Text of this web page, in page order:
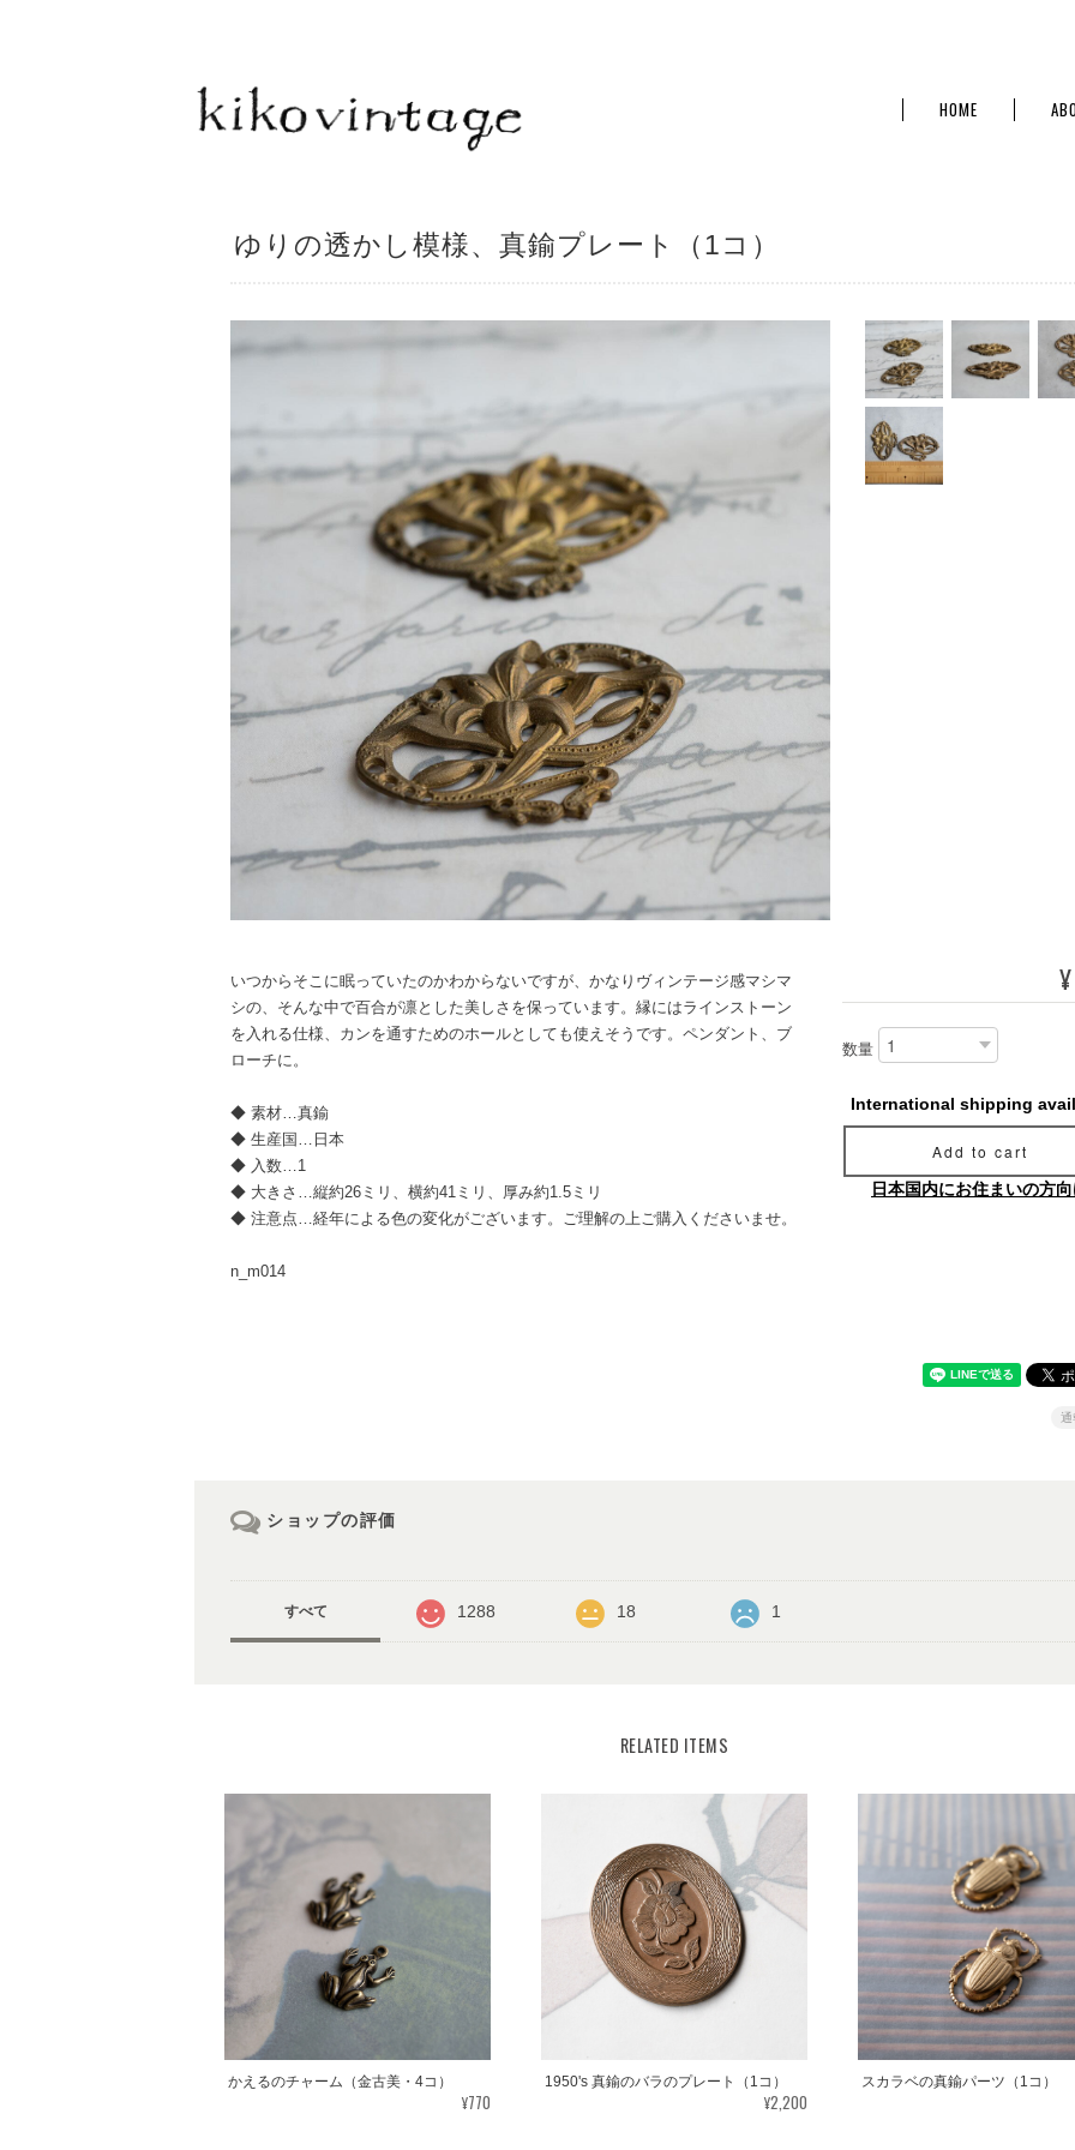
HOME
ゆりの透かし模様、真鍮プレート（1コ）
いつからそこに眠っていたのかわからないですが、かなりヴィンテージ感マシマ
シの、そんな中で百合が凛とした美しさを保っています。縁にはラインストーン
を入れる仕様、カンを通すためのホールとしても使えそうです。ペンダント、ブ
ローチに。
◆ 素材…真鍮
◆ 生産国…日本
◆ 入数…1
◆ 大きさ…縦約26ミリ、横約41ミリ、厚み約1.5ミリ
◆ 注意点…経年による色の変化がございます。ご理解の上ご購入くださいませ。
n_m014
¥
数量
International shipping
Add to cart
日本国内にお住まいの方
通
ショップの評価
すべて 1288 18 1
RELATED ITEMS
かえるのチャーム（金古美・4コ）
¥770
1950's 真鍮のバラのプレート（1コ）
¥2,200
スカラベの真鍮パーツ（1コ）